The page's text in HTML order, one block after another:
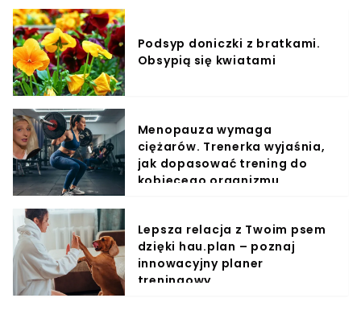
Podsyp doniczki z bratkami.
Obsypią się kwiatami
Menopauza wymaga
ciężarów. Trenerka wyjaśnia,
jak dopasować trening do
kobiecego organizmu
Lepsza relacja z Twoim psem
dzięki hau.plan – poznaj
innowacyjny planer
treningowy